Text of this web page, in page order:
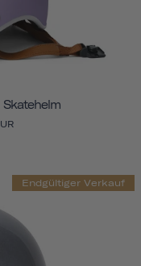
Skatehelm
Endgültiger Verkauf